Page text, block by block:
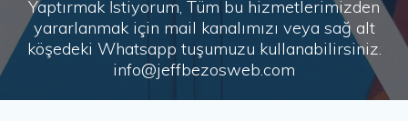
Yaptırmak İstiyorum, Tüm bu hizmetlerimizden
yararlanmak için mail kanalımızı veya sağ alt
köşedeki Whatsapp tuşumuzu kullanabilirsiniz.
info@jeffbezosweb.com